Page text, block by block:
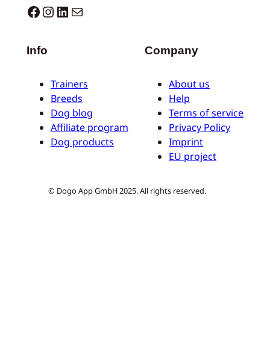
Dogo facebook InstagramLinkedIn Correo electrónico
Info
Trainers
Breeds
Dog blog
Affiliate program
Dog products
Company
About us
Help
Terms of service
Privacy Policy
Imprint
EU project
© Dogo App GmbH 2025. All rights reserved.